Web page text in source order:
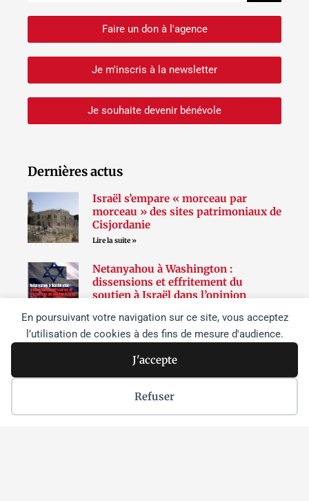
En poursuivant votre navigation sur ce site, vous acceptez
l’utilisation de cookies à des fins de mesure d'audience.
J'accepte
Refuser
Faire un don à l'agence
Je m'inscris à la newsletter
Je souhaite devenir bénévole
Dernières actus
Israël s’empare « morceau par
morceau » des sites patrimoniaux de
Cisjordanie
Lire la suite »
Netanyahou à Washington :
dissensions et effritement du
soutien à Israël dans l’opinion
Parmi les étudiant•es
palestinien•nes enlevé•es par Israël,
une athlète chrétienne et un
citoyenne américaine sont détenues
sans inculpation depuis les raids de
juin sur l’université de Birzeit